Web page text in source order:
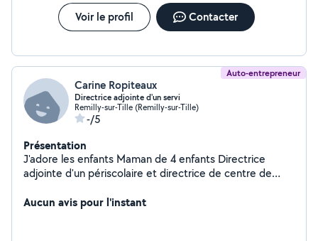
Voir le profil Contacter
Auto-entrepreneur
Carine Ropiteaux
Directrice adjointe d'un servi
Remilly-sur-Tille (Remilly-sur-Tille)
-/5
Présentation
J'adore les enfants Maman de 4 enfants Directrice
adjointe d'un périscolaire et directrice de centre de
Aucun avis pour l'instant